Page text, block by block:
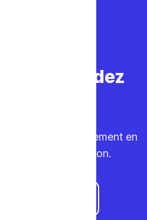
NOUS
? Ne perdez
temps.
la route. Déplacement en
dans votre région.
0465 68 51 58